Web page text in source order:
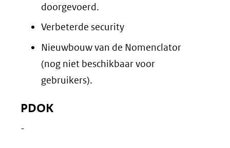
doorgevoerd.
Verbeterde security
Nieuwbouw van de Nomenclator
(nog niet beschikbaar voor
gebruikers).
PDOK
-